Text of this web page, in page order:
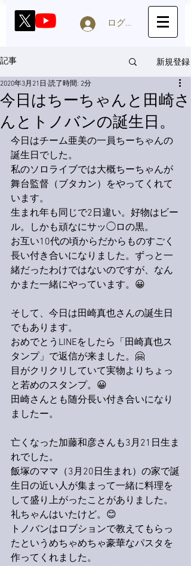
ログイン
記事 新規登録
今日はちーちゃんと田崎さ
んとトノバンの誕生日。
2020年3月21日 読了時間: 2分
今日はチーム亜美の一員ちーちゃんの
誕生日でした。
私のソロライブでは大概ちーちゃんが
舞台監督（ブタカン）をやってくれて
います。
生まれ年も同じで2日違い。好物はビー
ル。しかも頑なにサッ◯ロの黒。
お互い10代の頃からだからものすごく
長い付き合いになりました。ずっと一
緒だったわけではないのですが、なん
かまた一緒にやっています。😀
そして、今日は田崎真也さんの誕生日
でもあります。
おめでとうLINEをしたら「田崎真也ス
タンプ」で返信が来ました。🤗
目がクリクリしていて実物よりちょっ
と若めのスタンプ。😀
田崎さんとも随分長い付き合いになり
ましたー。
亡くなった加藤和彦さんも3月21日生ま
れでした。
飯塚のママ（3月20日生まれ）の家で誕
生日の近い人が集まって一緒に料理を
して盛り上がったことがありました。
礼ちゃんはいたけど。😊
トノバンはロブションで教えてもらっ
たというめちゃめちゃ豪華なパスタを
作ってくれました。